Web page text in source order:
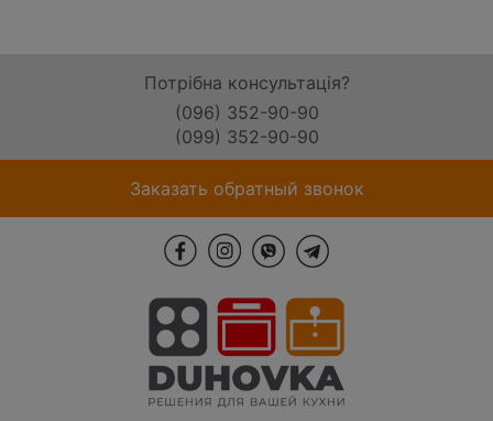
Потрібна консультація?
(096) 352-90-90
(099) 352-90-90
Заказать обратный звонок